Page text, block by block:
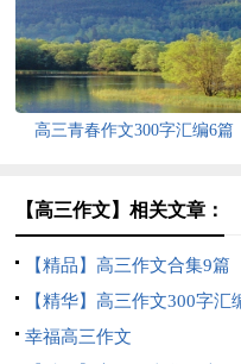
高三青春作文300字汇编6篇
【高三作文】相关文章：
【精品】高三作文合集9篇
【精华】高三作文300字汇
八篇
幸福高三作文